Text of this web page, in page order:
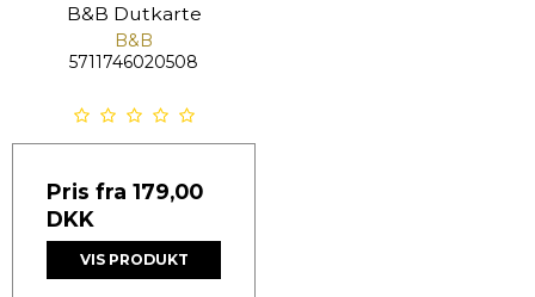
B&B Dutkarte
B&B
5711746020508
Pris fra 179,00
DKK
VIS PRODUKT